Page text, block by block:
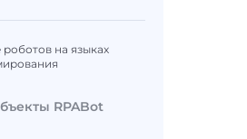
на языках
RPABot